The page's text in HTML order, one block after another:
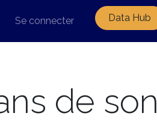
Se connecter Data Hub
de son